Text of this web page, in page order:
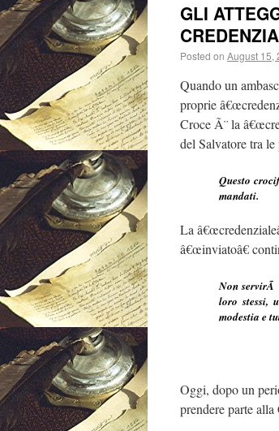
GLI
Posted on August 15,
Quando un
proprie
Croce Ã¨ la
del Salvatore tra
Questo
mandati.
La
â€œinviatoâ€
Non servirÃ
loro stessi,
modestia e
Oggi, dopo un
prendere parte